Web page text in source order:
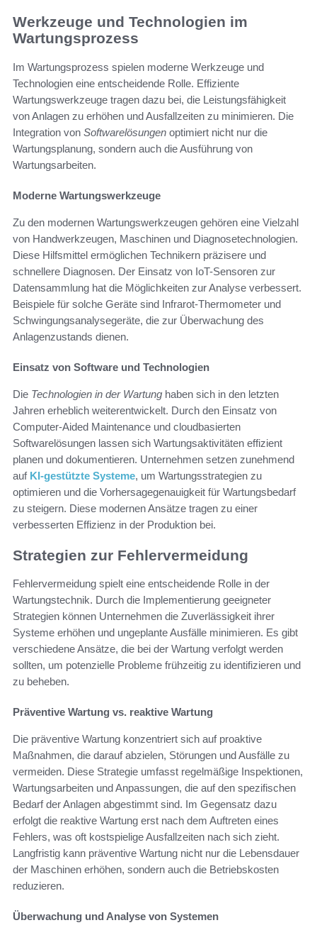
Werkzeuge und Technologien im
Wartungsprozess
Im Wartungsprozess spielen moderne Werkzeuge und
Technologien eine entscheidende Rolle. Effiziente
Wartungswerkzeuge tragen dazu bei, die Leistungsfähigkeit
von Anlagen zu erhöhen und Ausfallzeiten zu minimieren. Die
Integration von Softwarelösungen optimiert nicht nur die
Wartungsplanung, sondern auch die Ausführung von
Wartungsarbeiten.
Moderne Wartungswerkzeuge
Zu den modernen Wartungswerkzeugen gehören eine Vielzahl
von Handwerkzeugen, Maschinen und Diagnosetechnologien.
Diese Hilfsmittel ermöglichen Technikern präzisere und
schnellere Diagnosen. Der Einsatz von IoT-Sensoren zur
Datensammlung hat die Möglichkeiten zur Analyse verbessert.
Beispiele für solche Geräte sind Infrarot-Thermometer und
Schwingungsanalysegeräte, die zur Überwachung des
Anlagenzustands dienen.
Einsatz von Software und Technologien
Die Technologien in der Wartung haben sich in den letzten
Jahren erheblich weiterentwickelt. Durch den Einsatz von
Computer-Aided Maintenance und cloudbasierten
Softwarelösungen lassen sich Wartungsaktivitäten effizient
planen und dokumentieren. Unternehmen setzen zunehmend
auf KI-gestützte Systeme, um Wartungsstrategien zu
optimieren und die Vorhersagegenauigkeit für Wartungsbedarf
zu steigern. Diese modernen Ansätze tragen zu einer
verbesserten Effizienz in der Produktion bei.
Strategien zur Fehlervermeidung
Fehlervermeidung spielt eine entscheidende Rolle in der
Wartungstechnik. Durch die Implementierung geeigneter
Strategien können Unternehmen die Zuverlässigkeit ihrer
Systeme erhöhen und ungeplante Ausfälle minimieren. Es gibt
verschiedene Ansätze, die bei der Wartung verfolgt werden
sollten, um potenzielle Probleme frühzeitig zu identifizieren und
zu beheben.
Präventive Wartung vs. reaktive Wartung
Die präventive Wartung konzentriert sich auf proaktive
Maßnahmen, die darauf abzielen, Störungen und Ausfälle zu
vermeiden. Diese Strategie umfasst regelmäßige Inspektionen,
Wartungsarbeiten und Anpassungen, die auf den spezifischen
Bedarf der Anlagen abgestimmt sind. Im Gegensatz dazu
erfolgt die reaktive Wartung erst nach dem Auftreten eines
Fehlers, was oft kostspielige Ausfallzeiten nach sich zieht.
Langfristig kann präventive Wartung nicht nur die Lebensdauer
der Maschinen erhöhen, sondern auch die Betriebskosten
reduzieren.
Überwachung und Analyse von Systemen